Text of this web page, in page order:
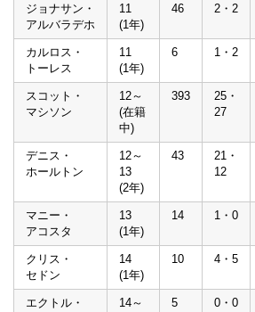
ジョナサン・
アルバラデホ
11
(1年)
46 2・2
カルロス・
トーレス
11
(1年)
6 1・2
スコット・
マシソン
12～
(在籍
中)
393
25・
27
デニス・
ホールトン
12～
13
(2年)
43
21・
12
マニー・
アコスタ
13
(1年)
14 1・0
クリス・
セドン
14
(1年)
10 4・5
エクトル・
14～
5 0・0